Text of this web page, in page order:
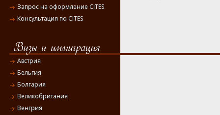
Запрос на оформление CITES
Консультация по CITES
Австрия
Бельгия
Болгария
Великобритания
Венгрия